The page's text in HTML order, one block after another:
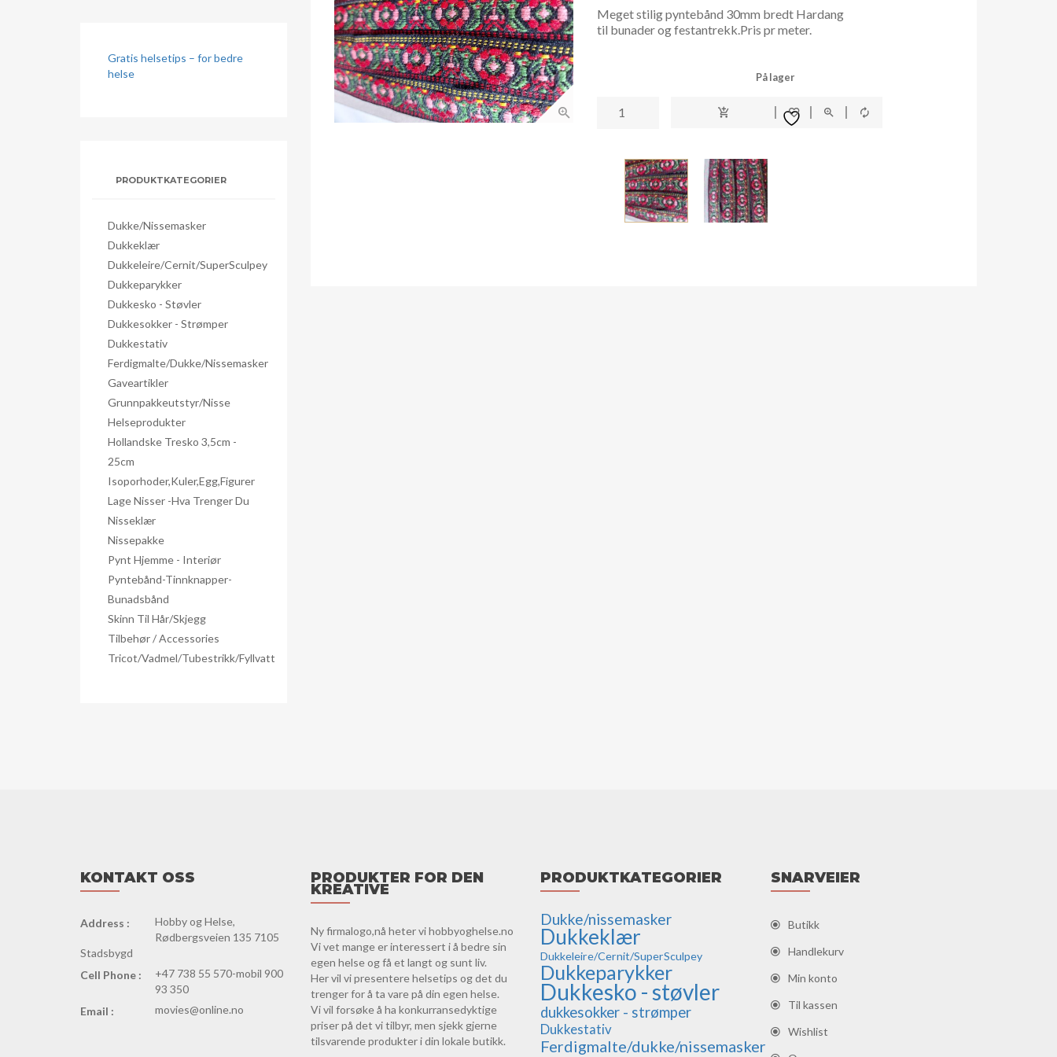
Gratis helsetips – for bedre
helse
PRODUKTKATEGORIER
Dukke/nissemasker
Dukkeklær
Dukkeleire/Cernit/SuperSculpey
Dukkeparykker
Dukkesko - Støvler
Dukkesokker - Strømper
Dukkestativ
Ferdigmalte/dukke/nissemasker
Gaveartikler
Grunnpakkeutstyr/nisse
Helseprodukter
Hollandske Tresko 3,5cm -
25cm
Isoporhoder,kuler,egg,figurer
Lage Nisser -hva Trenger Du
Nisseklær
Nissepakke
Pynt Hjemme - Interiør
Pyntebånd-Tinnknapper-
Bunadsbånd
Skinn Til Hår/skjegg
Tilbehør / Accessories
Tricot/Vadmel/Tubestrikk/Fyllvatt
Meget stilig pyntebånd 30mm bredt Hardang
til bunader og festantrekk.Pris pr meter.
På lager
Pyntebånd
KONTAKT OSS
Address :
Hobby og Helse,
Rødbergsveien 135 7105
Stadsbygd
Cell Phone :
+47 738 55 570-mobil 900
93 350
Email :
movies@online.no
PRODUKTER FOR DEN
KREATIVE
Ny firmalogo,nå heter vi hobbyoghelse.no
Vi vet mange er interessert i å bedre sin
egen helse og få et langt og sunt liv.
Her vil vi presentere helsetips og det du
trenger for å ta vare på din egen helse.
Vi vil forsøke å ha konkurransedyktige
priser på det vi tilbyr, men sjekk gjerne
tilsvarende produkter i din lokale butikk.
PRODUKTKATEGORIER
Dukke/nissemasker
Dukkeklær
Dukkeleire/Cernit/SuperSculpey
Dukkeparykker
Dukkesko - støvler
dukkesokker - strømper
Dukkestativ
Ferdigmalte/dukke/nissemasker
SNARVEIER
Butikk
Handlekurv
Min konto
Til kassen
Wishlist